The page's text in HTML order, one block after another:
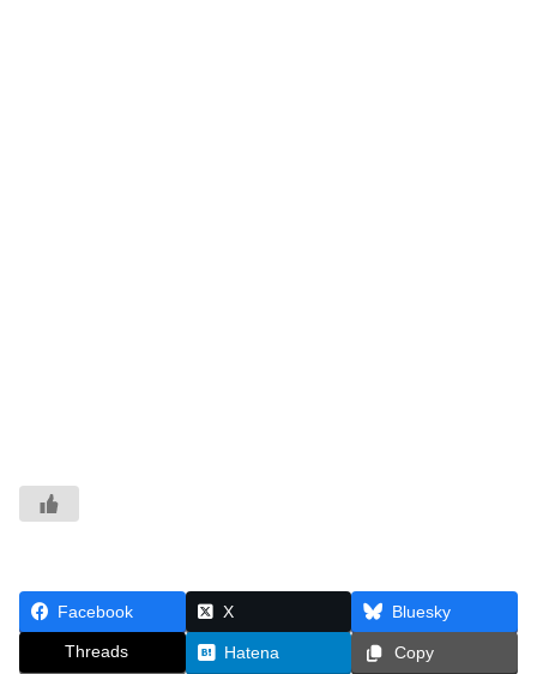
Facebook X Bluesky
Threads Hatena Copy